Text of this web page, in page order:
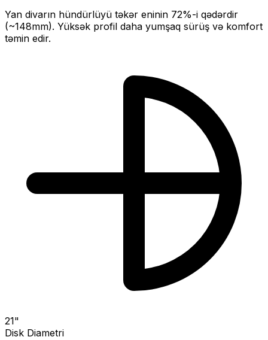
Yan divarın hündürlüyü təkər eninin 72%-i qədərdir
(~148mm). Yüksək profil daha yumşaq sürüş və komfort
təmin edir.
21"
Disk Diametri